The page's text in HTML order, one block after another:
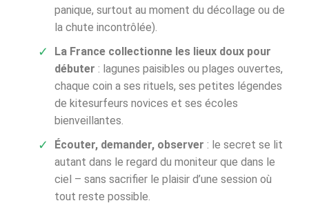
panique, surtout au moment du décollage ou de
la chute incontrôlée).
La France collectionne les lieux doux pour
débuter : lagunes paisibles ou plages ouvertes,
chaque coin a ses rituels, ses petites légendes
de kitesurfeurs novices et ses écoles
bienveillantes.
Écouter, demander, observer : le secret se lit
autant dans le regard du moniteur que dans le
ciel – sans sacrifier le plaisir d’une session où
tout reste possible.